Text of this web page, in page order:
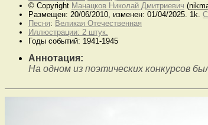
© Copyright Манацков Николай Дмитриевич (
Размещен: 20/06/2010, изменен: 01/04/2025. 1k.
Песня: Великая Отечественная
Иллюстрации: 2 штук.
Годы событий: 1941-1945
Аннотация:
На одном из поэтических конкурсов